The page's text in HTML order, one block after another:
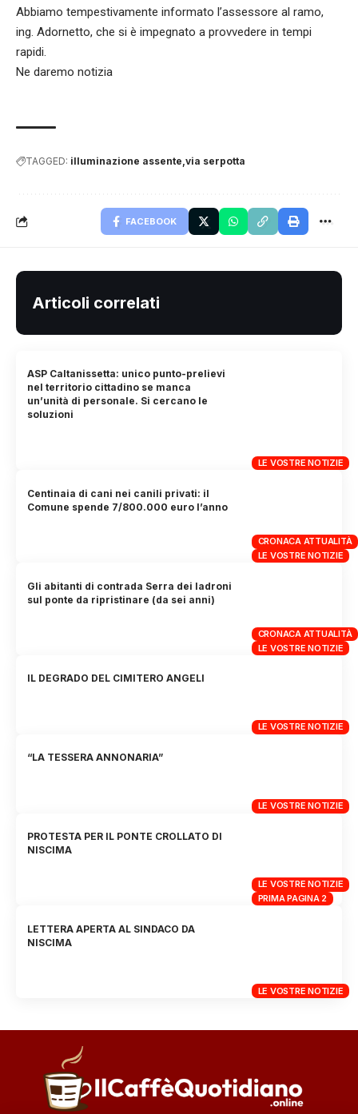
Abbiamo tempestivamente informato l’assessore al ramo,
ing. Adornetto, che si è impegnato a provvedere in tempi
rapidi.
Ne daremo notizia
TAGGED: illuminazione assente via serpotta
FACEBOOK
Articoli correlati
LE VOSTRE NOTIZIE
ASP Caltanissetta: unico punto-prelievi
nel territorio cittadino se manca
un’unità di personale. Si cercano le
soluzioni
CRONACA ATTUALITÀ
LE VOSTRE NOTIZIE
Centinaia di cani nei canili privati: il
Comune spende 7/800.000 euro l’anno
CRONACA ATTUALITÀ
LE VOSTRE NOTIZIE
Gli abitanti di contrada Serra dei ladroni
sul ponte da ripristinare (da sei anni)
LE VOSTRE NOTIZIE
IL DEGRADO DEL CIMITERO ANGELI
LE VOSTRE NOTIZIE
“LA TESSERA ANNONARIA”
LE VOSTRE NOTIZIE
PRIMA PAGINA 2
PROTESTA PER IL PONTE CROLLATO DI
NISCIMA
LE VOSTRE NOTIZIE
LETTERA APERTA AL SINDACO DA
NISCIMA